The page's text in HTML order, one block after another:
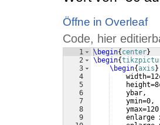
Öffne in Overleaf
Code, hier
1
2
3
4
5
6
7
8
9
\begin{ center}
\begin{
\begin{axis }
    ybar,
    ymin=0,
enlarge